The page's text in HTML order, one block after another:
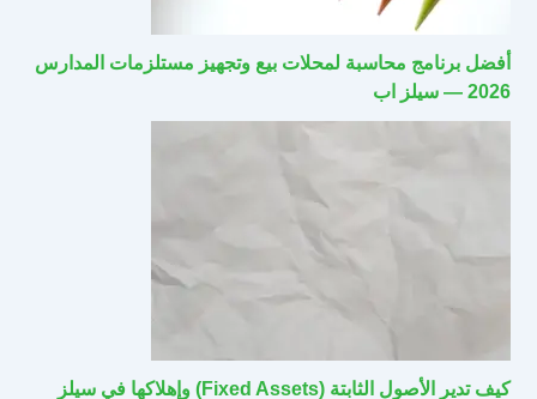
أفضل برنامج محاسبة لمحلات بيع وتجهيز مستلزمات المدارس
2026 — سيلز اب
كيف تدير الأصول الثابتة (Fixed Assets) وإهلاكها في سيلز